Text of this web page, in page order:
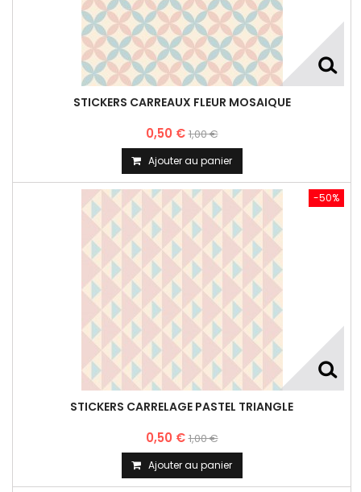
STICKERS CARREAUX FLEUR MOSAIQUE
0,50 €1,00 €
Ajouter au panier
STICKERS CARRELAGE PASTEL TRIANGLE
0,50 €1,00 €
-50%
Ajouter au panier